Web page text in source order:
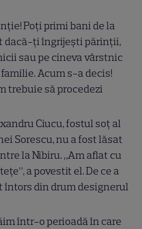
Poți primi bani de la
dacă-ți îngrijești părinții,
sau pe cineva vârstnic
Acum s-a decis!
trebuie să procedezi
Ciucu, fostul soț al
Sorescu, nu a fost lăsat
la Nibiru. „Am aflat cu
a povestit el. De ce a
întors din drum designerul
într-o perioadă în care